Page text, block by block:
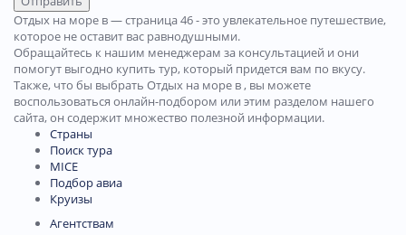
Отдых на море в — страница 46 - это увлекательное путешествие,
которое не оставит вас равнодушными.
Обращайтесь к нашим менеджерам за консультацией и они
помогут выгодно купить тур, который придется вам по вкусу.
Также, что бы выбрать Отдых на море в , вы можете
воспользоваться онлайн-подбором или этим разделом нашего
сайта, он содержит множество полезной информации.
Страны
Поиск тура
MICE
Подбор авиа
Круизы
Агентствам